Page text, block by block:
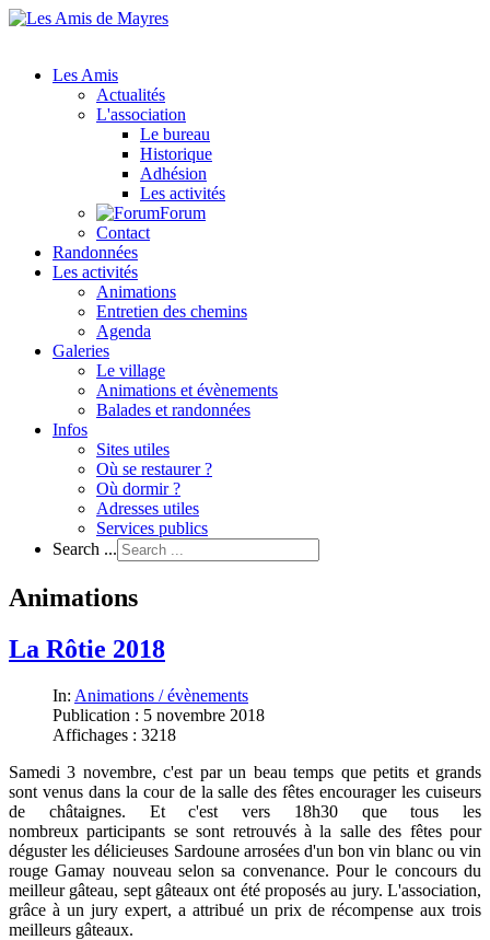
Les Amis
Actualités
L'association
Le bureau
Historique
Adhésion
Les activités
Forum
Contact
Randonnées
Les activités
Animations
Entretien des chemins
Agenda
Galeries
Le village
Animations et évènements
Balades et randonnées
Infos
Sites utiles
Où se restaurer ?
Où dormir ?
Adresses utiles
Services publics
Search ...
Animations
La Rôtie 2018
In: Animations / évènements
Publication : 5 novembre 2018
Affichages : 3218
Samedi 3 novembre, c'est par un beau temps que petits et grands
sont venus dans la cour de la salle des fêtes encourager les cuiseurs
de châtaignes. Et c'est vers 18h30 que tous les
nombreux participants se sont retrouvés à la salle des fêtes pour
déguster les délicieuses Sardoune arrosées d'un bon vin blanc ou vin
rouge Gamay nouveau selon sa convenance. Pour le concours du
meilleur gâteau, sept gâteaux ont été proposés au jury. L'association,
grâce à un jury expert, a attribué un prix de récompense aux trois
meilleurs gâteaux.